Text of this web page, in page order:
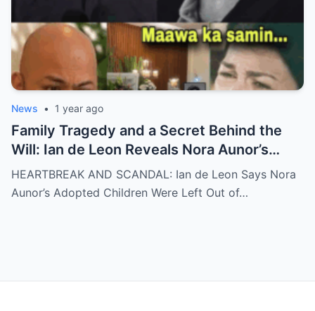
News • 1 year ago
Family Tragedy and a Secret Behind the
Will: Ian de Leon Reveals Nora Aunor’s
Adopted Children Were Written Out of the
Inheritance – ‘Not a Single Centavo!’ – Is
HEARTBREAK AND SCANDAL: Ian de Leon Says Nora
Aunor’s Adopted Children Were Left Out of…